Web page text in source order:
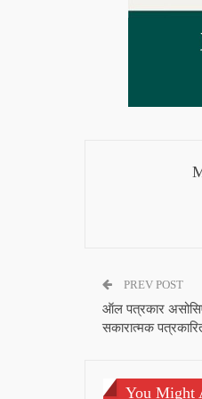
PREV POST
ऑल पत्रकार
सकारात्मक
You Might